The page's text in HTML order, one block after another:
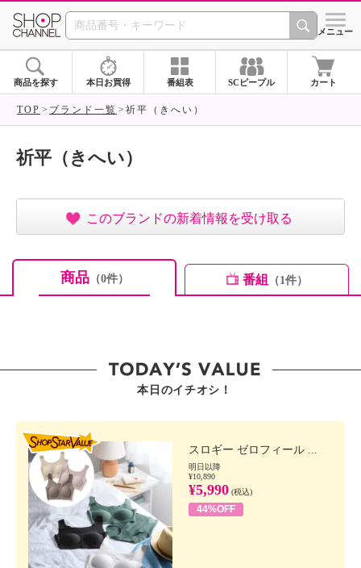
SHOP CHANNEL ショッ
メニュー
商品を探す 本日お買得 番組表 SCピープル カート
TOP ブランド一覧 祈平（きへい）
祈平（きへい）
このブランドの新着情報を受け取る
商品（0件） 番組 （1件）
本日のイチオシ！
スロギー ゼロフィール ...
明日以降
¥10,890
¥5,990 (税込)
44%OFF